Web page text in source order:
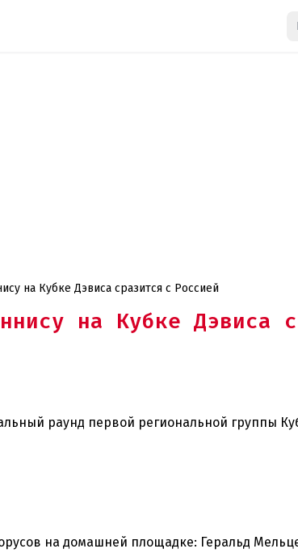
на Кубке Дэвиса сразится с Россией
на Кубке Дэвиса
раунд первой региональной группы
на домашней площадке: Геральд